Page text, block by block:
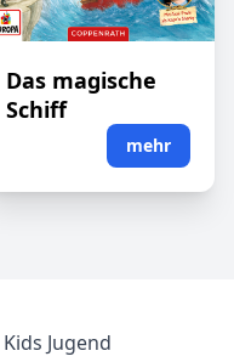
Das magische
Schiff
mehr
Kids Jugend